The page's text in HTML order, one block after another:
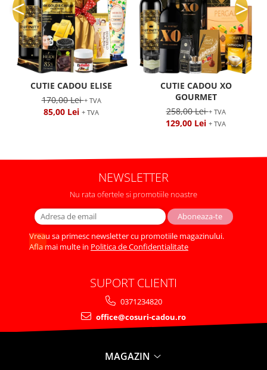
CUTIE CADOU ELISE
170,00 Lei+ TVA
85,00 Lei + TVA
CUTIE CADOU XO
GOURMET
258,00 Lei+ TVA
129,00 Lei + TVA
NEWSLETTER
Nu rata ofertele si promotiile noastre
Vreau sa primesc newsletter cu promotiile magazinului.
Afla mai multe in Politica de Confidentialitate
SUPORT CLIENTI
0371234820
office@cosuri-cadou.ro
MAGAZIN